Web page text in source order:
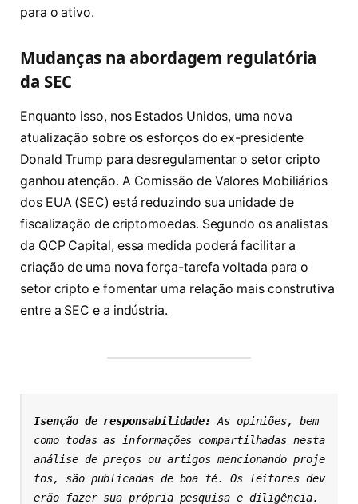
para o ativo.
Mudanças na abordagem regulatória
da SEC
Enquanto isso, nos Estados Unidos, uma nova
atualização sobre os esforços do ex-presidente
Donald Trump para desregulamentar o setor cripto
ganhou atenção. A Comissão de Valores Mobiliários
dos EUA (SEC) está reduzindo sua unidade de
fiscalização de criptomoedas. Segundo os analistas
da QCP Capital, essa medida poderá facilitar a
criação de uma nova força-tarefa voltada para o
setor cripto e fomentar uma relação mais construtiva
entre a SEC e a indústria.
Isenção de responsabilidade: As opiniões, bem
como todas as informações compartilhadas nesta
análise de preços ou artigos mencionando proje
tos, são publicadas de boa fé. Os leitores dev
erão fazer sua própria pesquisa e diligência.